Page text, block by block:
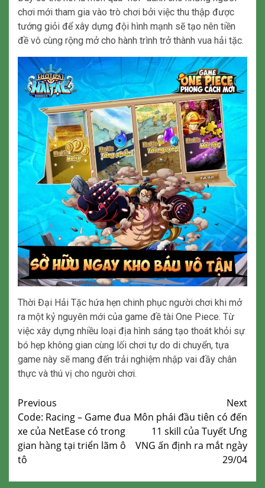
chơi mới tham gia vào trò chơi bởi việc thu thập được
tướng giỏi để xây dựng đội hình mạnh sẽ tạo nên tiền
đề vô cùng rộng mở cho hành trình trở thành vua hải tặc.
Thời Đại Hải Tặc hứa hẹn chinh phục người chơi khi mở
ra một kỷ nguyên mới của game đề tài One Piece. Từ
việc xây dựng nhiều loại địa hình sáng tạo thoát khỏi sự
bó hẹp không gian cùng lối chơi tự do di chuyển, tựa
game này sẽ mang đến trải nghiệm nhập vai đầy chân
thực và thú vị cho người chơi.
Continue
Reading
Previous
Code: Racing – Game đua
xe của NetEase có trong
gian hàng tại triển lãm ô
tô
Next
Môn phái đầu tiên có đến
11 skill của Tuyết Ưng
VNG ấn định ra mắt ngày
29/04